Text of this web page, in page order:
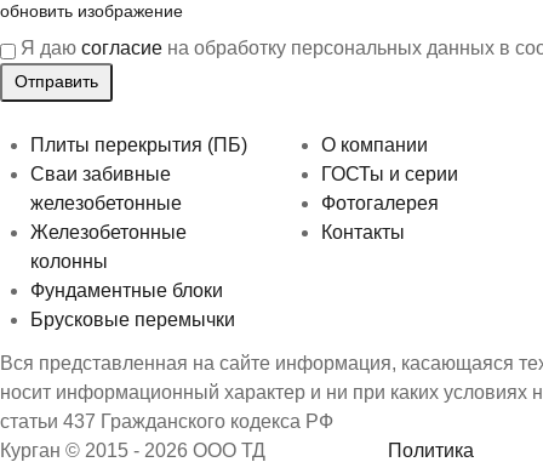
обновить изображение
Я даю согласие на обработку персональных данных в
Плиты перекрытия (ПБ)
Сваи забивные
железобетонные
Железобетонные
колонны
Фундаментные блоки
Брусковые перемычки
О компании
ГОСТы и серии
Фотогалерея
Контакты
Вся представленная на сайте информация, касающаяся
носит информационный характер и ни при каких
статьи 437 Гражданского кодекса РФ
Курган © 2015 - 2026 ООО ТД
Политика